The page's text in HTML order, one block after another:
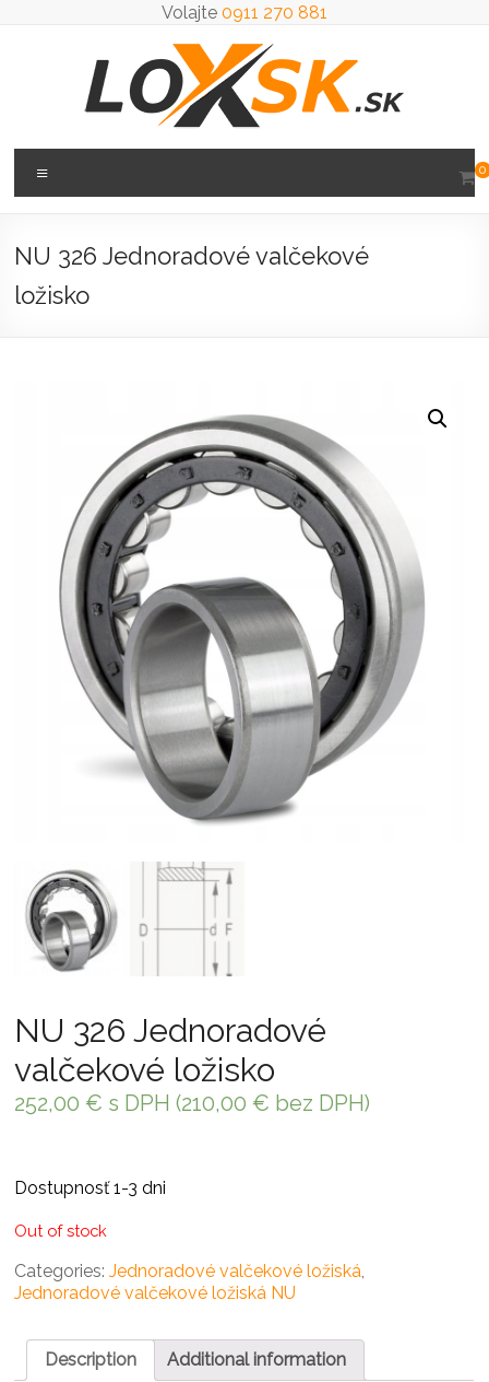
Volajte 0911 270 881
Loxsk
predaj
0
NU 326 Jednoradové valčekové
ložisko
NU 326 Jednoradové
valčekové ložisko
252,00 € s DPH (210,00 € bez DPH)
Dostupnosť 1-3 dni
Out of stock
Categories:Jednoradové valčekové ložiská,
Jednoradové valčekové ložiská NU
Description Additional information